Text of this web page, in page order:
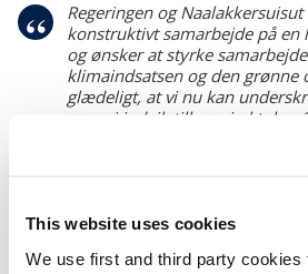
This website uses cookies
We use first and third party
Regeringen og
konstruktivt samarbejde på
og ønsker at styrke
klimaindsatsen og den grønne
glædeligt, at vi nu kan
som vi indgik tilbage i oktober
vores samarbejde og fælles
Naalakkersuisoq for Finanser og Skatter Erik